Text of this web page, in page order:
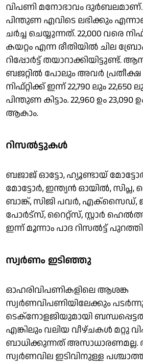
വിപണി മനാേഭാവം ദുർബലമാണ്.
പിന്തുണ എവിടെ ലഭിക്കും
ചർച്ച ചെയ്യുന്നത്. 22,000 വരെ
കയറ്റം എന്ന രീതിയിൽ ചില
റിപ്പോർട്ട് തയാറാക്കിയിട്ടുണ്ട്.
ബജറ്റിൽ പോലും അവർ പ്രതീക്ഷ
നിഫ്റ്റിക്ക് ഇന്ന് 22,790 ലും
പിന്തുണ കിട്ടാം. 22,960 ഉം
ആകാം.
റിസൽട്ടുകൾ
ബജാജ് ഓട്ടോ, ഹ്യൂണ്ടായ്
മോട്ടാേർ, ഇന്ത്യൻ ഓയിൽ,
ബാങ്ക്, സിജി പവർ,
പോർട്സ്, റൈറ്റ്സ്, സ്റ്റാർ
ഇന്ന് മൂന്നാം പാദ റിസൽട്ട്
സ്വർണം ഇടിഞ്ഞു
ഓഹരിവിപണികളിലെ ആശങ്ക
സ്വർണവിപണിയിലേക്കും
ടെക്നോളജിയുമായി
എങ്കിലും വലിയ വീഴ്ചകൾ മറ്റു
ബാധിക്കുന്നത്
സ്വർണവില ഇടിവിനുള്ള